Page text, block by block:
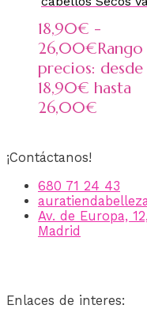
18,90€ -
26,00€
precios: desde
18,90€ hasta
26,00€
¡Contáctanos!
680 71 24 43
Av. de Europa,
Madrid
Enlaces de interes: